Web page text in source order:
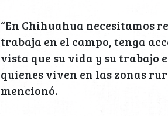
“En Chihuahua necesitamos
trabaja en el campo, tenga
vista que su vida y su trabajo
quienes viven en las zonas
mencionó.